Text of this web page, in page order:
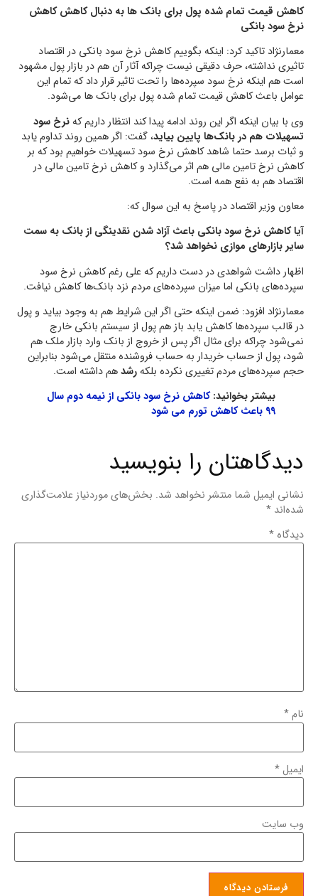
کاهش قیمت تمام شده پول برای بانک ها به دنبال کاهش کاهش
نرخ سود بانکی
معمارنژاد تاکید کرد: اینکه بگوییم کاهش نرخ سود بانکی در اقتصاد
تاثیری نداشته، حرف دقیقی نیست چراکه آثار آن هم در بازار پول مشهود
است هم اینکه نرخ سود سپرده‌ها را تحت تاثیر قرار داد که تمام این
عوامل باعث کاهش قیمت تمام شده پول برای بانک ها می‌شود.
وی با بیان اینکه اگر این روند ادامه پیدا کند انتظار داریم کهنرخ سود
تسهیلات هم در بانک‌ها پایین بیاید، گفت: اگر همین روند تداوم یابد
و ثبات برسد حتما شاهد کاهش نرخ سود تسهیلات خواهیم بود که بر
کاهش نرخ تامین مالی هم اثر می‌گذارد و کاهش نرخ تامین مالی در
اقتصاد هم به نفع همه است.
معاون وزیر اقتصاد در پاسخ به این سوال که:
آیا کاهش نرخ سود بانکی باعث آزاد شدن نقدینگی از بانک به سمت
سایر بازارهای موازی نخواهد شد؟
اظهار داشت شواهدی در دست داریم که علی رغم کاهش نرخ سود
سپرده‌های بانکی اما میزان سپرده‌های مردم نزد بانک‌ها کاهش نیافت.
معمارنژاد افزود: ضمن اینکه حتی اگر این شرایط هم به وجود بیاید و پول
در قالب سپرده‌ها کاهش یابد باز هم پول از سیستم بانکی خارج
نمی‌شود چراکه برای مثال اگر پس از خروج از بانک وارد بازار ملک هم
شود، پول از حساب خریدار به حساب فروشنده منتقل می‌شود بنابراین
حجم سپرده‌های مردم تغییری نکرده بلکهرشدهم داشته است.
بیشتر بخوانید:کاهش نرخ سود بانکی از نیمه دوم سال
۹۹ باعث کاهش تورم می شود
دیدگاهتان را بنویسید
نشانی ایمیل شما منتشر نخواهد شد. بخش‌های موردنیاز علامت‌گذاری
شده‌اند *
دیدگاه *
نام*
ایمیل*
وب‌ سایت